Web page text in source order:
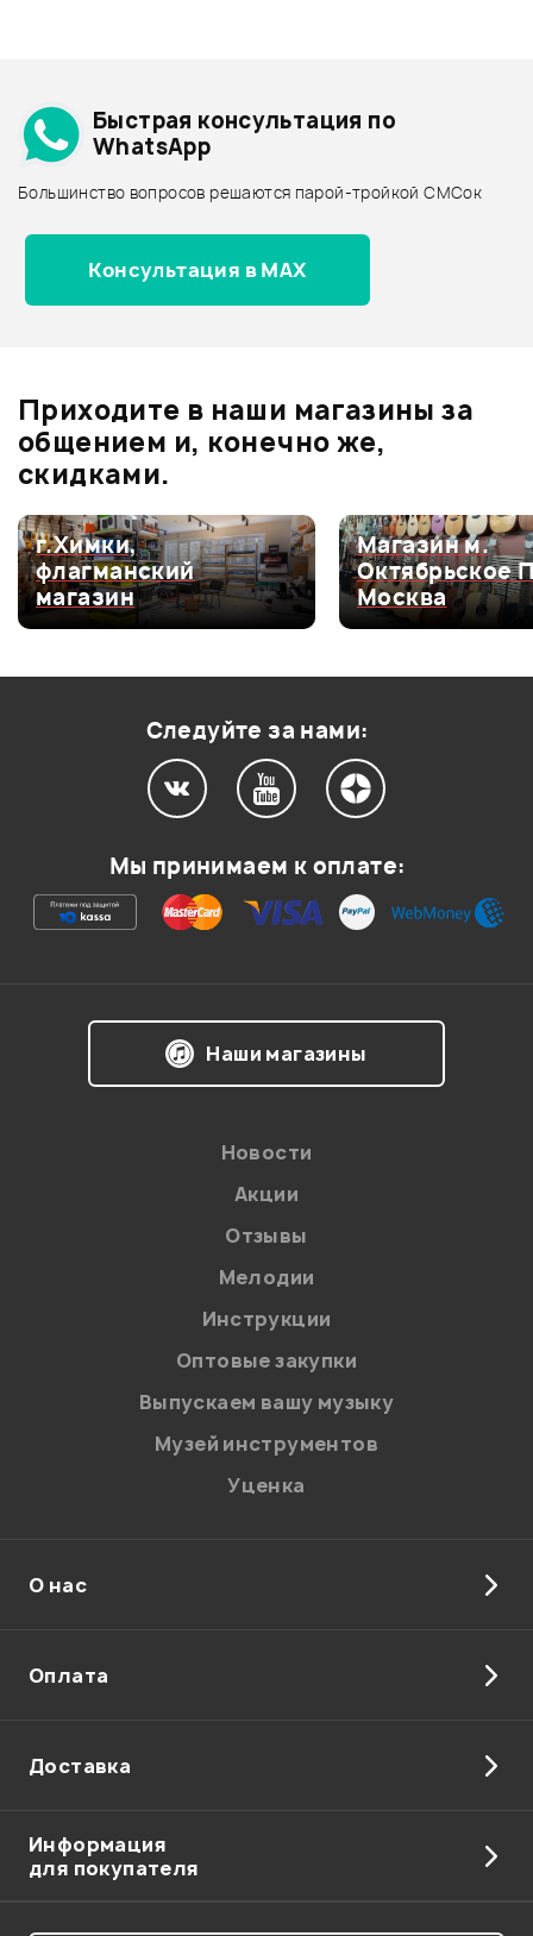
0.0
Оценка5
0
Оценка4
0
Оценка3
0
Архив товаров - дешевле
Архив товаров - дороже
Все товары YAMAHA
Архив товаров - новинки
Ваша оценка:
на обработку персональных данных в
Политикой в отношении обработки
персональных данных.
Введите проверочное число:
Отправить
Быстрая консультация по
WhatsApp
Большинство вопросов решаются парой-тройкой СМСок
Консультация в MAX
Приходите в наши магазины за
общением и, конечно же,
скидками.
г.Химки,
флагманский
магазин
Магазин м.
Октябрьское
Москва
Следуйте за нами:
Мы принимаем к оплате:
Наши магазины
Новости
Акции
Отзывы
Мелодии
Инструкции
Оптовые закупки
Выпускаем вашу музыку
Музей инструментов
Уценка
О нас
Оплата
Доставка
Информация
для покупателя